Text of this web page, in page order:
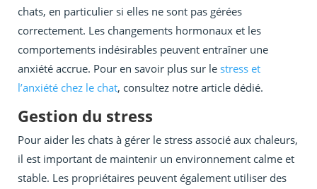
chats, en particulier si elles ne sont pas gérées
correctement. Les changements hormonaux et les
comportements indésirables peuvent entraîner une
anxiété accrue. Pour en savoir plus sur le stress et
l’anxiété chez le chat, consultez notre article dédié.
Gestion du stress
Pour aider les chats à gérer le stress associé aux chaleurs,
il est important de maintenir un environnement calme et
stable. Les propriétaires peuvent également utiliser des